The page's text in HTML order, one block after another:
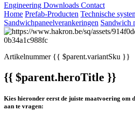
Engineering Downloads Contact
Home Prefab-Producten Technische
Sandwichpaneelverankeringen Sandwich
Artikelnummer{{ $parent.variantSku }}
{{ $parent.heroTitle }}
Kies hieronder eerst de juiste maatvoering om
aan te vragen: